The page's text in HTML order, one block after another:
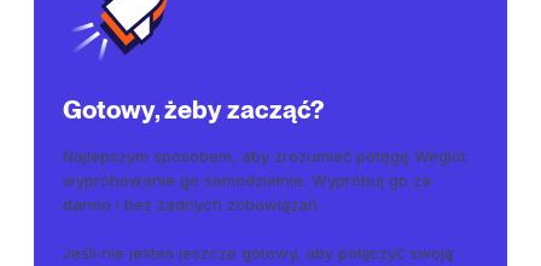
Gotowy, żeby zacząć?
Najlepszym sposobem, aby zrozumieć potęgę Weglot
wypróbowanie go samodzielnie. Wypróbuj go za
darmo i bez żadnych zobowiązań.
Jeśli nie jesteś jeszcze gotowy, aby połączyć swoją